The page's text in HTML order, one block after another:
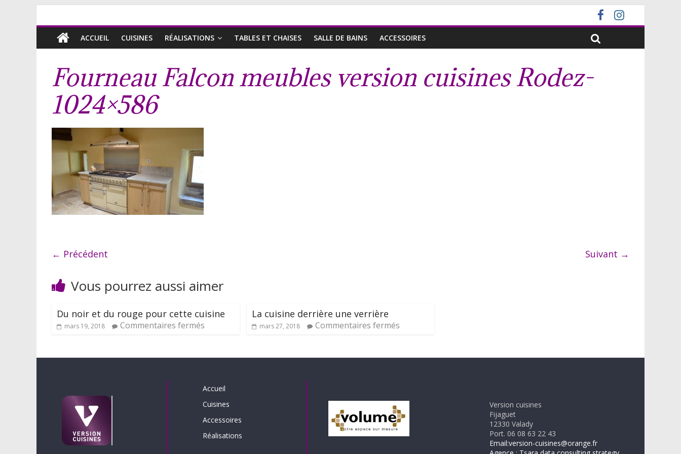
ACCUEIL CUISINES RÉALISATIONS TABLES ET CHAISES SALLE DE BAINS ACCESSOIRES
Fourneau Falcon meubles version cuisines Rodez-
1024×586
← Précédent Suivant →
Vous pourrez aussi aimer
Du noir et du rouge pour cette cuisine
mars 19, 2018 Commentaires fermés
La cuisine derrière une verrière
mars 27, 2018 Commentaires fermés
Accueil
Cuisines
Accessoires
Réalisations
Version cuisines
Fijaguet
12330 Valady
Port. 06 08 63 22 43
Email:version-cuisines@orange.fr